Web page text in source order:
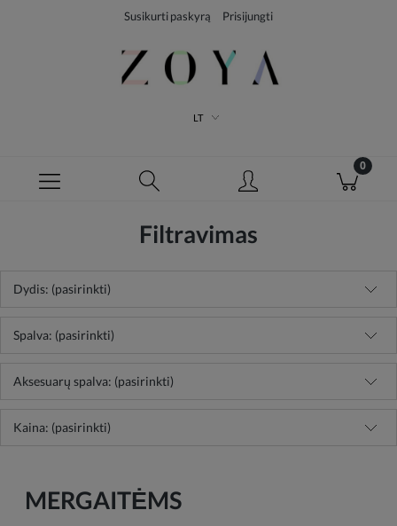
Susikurti paskyrą Prisijungti
LT
Filtravimas
Dydis: (pasirinkti)
Spalva: (pasirinkti)
Aksesuarų spalva: (pasirinkti)
Kaina: (pasirinkti)
MERGAITĖMS